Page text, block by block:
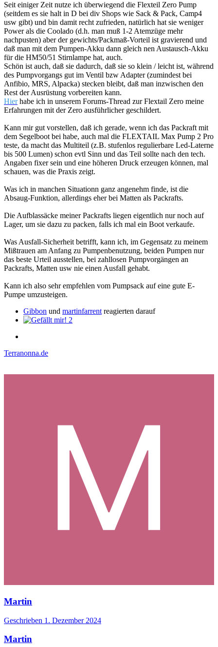
Seit einiger Zeit nutze ich überwiegend die Flexteil Zero Pump
(seitdem es sie halt in D bei div Shops wie Sack & Pack, Camp4
usw gibt) und bin damit recht zufrieden, natürlich hat sie weniger
Power als die Coolado (d.h. man muß 1-2 Atemzüge mehr
nachpusten) aber der gewichts/Packmaß-Vorteil ist gravierend und
daß man mit dem Pumpen-Akku dann gleich nen Austausch-Akku
für die HM50/51 Stirnlampe hat, auch.
Schön ist auch, daß sie dadurch, daß sie so klein / leicht ist, während
des Pumpvorgangs gut im Ventil bzw Adapter (zumindest bei
Anfibio, MRS, Alpacka) stecken bleibt, daß man inzwischen den
Rest der Ausrüstung vorbereiten kann.
Hier habe ich in unserem Forums-Thread zur Flextail Zero meine
Erfahrungen mit der Zero ausführlicher geschildert.
Kann mir gut vorstellen, daß ich gerade, wenn ich das Packraft mit
dem Segelboot bei habe, auch mal die FLEXTAIL Max Pump 2 Pro
teste, da macht das Multiteil (z.B. stufenlos regulierbare Led-Laterne
bis 500 Lumen) schon evtl Sinn und das Teil sollte nach den tech.
Angaben fixer sein und eine höheren Druck erzeugen können, mal
schauen, was die Praxis zeigt.
Was ich in manchen Situationn ganz angenehm finde, ist die
Absaug-Funktion, allerdings eher bei Matten als Packrafts.
Die Aufblassäcke meiner Packrafts liegen eigentlich nur noch auf
Lager, um sie dazu zu packen, falls ich mal ein Boot verkaufe.
Was Ausfall-Sicherheit betrifft, kann ich, im Gegensatz zu meinem
Mißtrauen am Anfang zu Pumpenbenutzung, beiden Pumpen nur
das beste Urteil ausstellen, bei zahllosen Pumpvorgängen an
Packrafts, Matten usw nie einen Ausfall gehabt.
Kann ich also sehr empfehlen vom Pumpsack auf eine gute E-
Pumpe umzusteigen.
Gibbon und martinfarrent reagierten darauf
2
Terranonna.de
Martin
Geschrieben 1. Dezember 2024
Martin